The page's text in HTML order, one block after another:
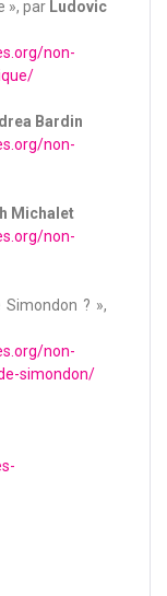
», par Ludovic
non-
Bardin
non-
Michalet
non-
? »,
non-
simondon/